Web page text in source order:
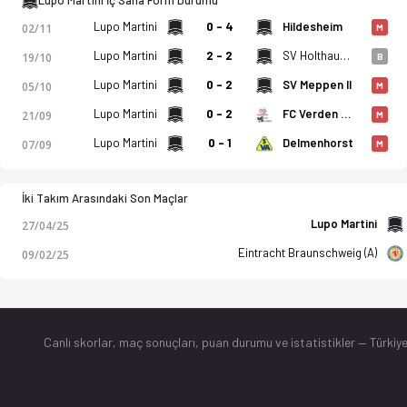
02/11 Lupo Martini 0 - 4 Hildesheim M
19/10 Lupo Martini 2 - 2 SV Holthausen-Biene B
05/10 Lupo Martini 0 - 2 SV Meppen II M
21/09 Lupo Martini 0 - 2 FC Verden 04 M
07/09 Lupo Martini 0 - 1 Delmenhorst M
İki Takım Arasındaki Son Maçlar
27/04/25 Lupo Martini
09/02/25 Eintracht Braunschweig (A)
Canlı skorlar, maç sonuçları, puan durumu ve istatistikler —